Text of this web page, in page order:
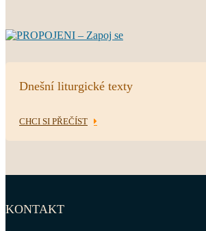
Dnešní liturgické texty
CHCI SI PŘEČÍST
KONTAKT